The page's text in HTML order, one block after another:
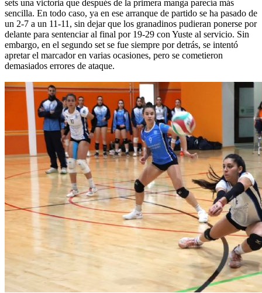
sets una victoria que después de la primera manga parecía más
sencilla. En todo caso, ya en ese arranque de partido se ha pasado de
un 2-7 a un 11-11, sin dejar que los granadinos pudieran ponerse por
delante para sentenciar al final por 19-29 con Yuste al servicio. Sin
embargo, en el segundo set se fue siempre por detrás, se intentó
apretar el marcador en varias ocasiones, pero se cometieron
demasiados errores de ataque.